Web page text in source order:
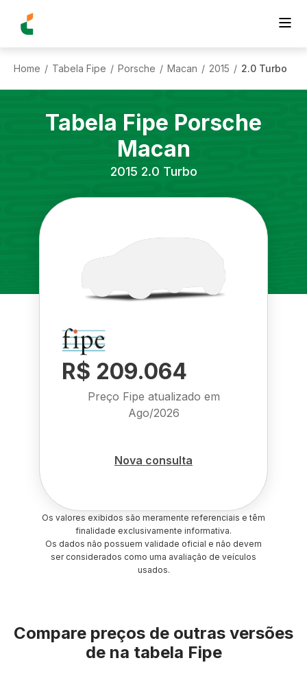
Home / Tabela Fipe / Porsche / Macan / 2015 / 2.0 Turbo
Tabela Fipe Porsche
Macan
2015 2.0 Turbo
R$ 209.064
Preço Fipe atualizado em
Ago/2026
Nova consulta
Os valores exibidos são meramente referenciais e têm
finalidade exclusivamente informativa.
Os dados não possuem validade oficial e não devem
ser considerados como uma avaliação de veículos
usados.
Compare preços de outras versões
de na tabela Fipe